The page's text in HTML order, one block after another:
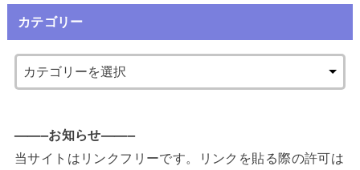
カテゴリー
——–お知らせ——–
当サイトはリンクフリーです。リンクを貼る際の許可は